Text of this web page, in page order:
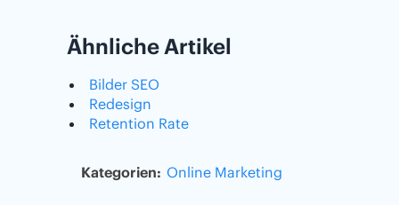
Ähnliche Artikel
Bilder SEO
Redesign
Retention Rate
Kategorien: Online Marketing